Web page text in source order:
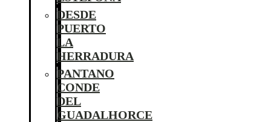
DESDE
PUERTO
LA
HERRADURA
PANTANO
CONDE
DEL
GUADALHORCE